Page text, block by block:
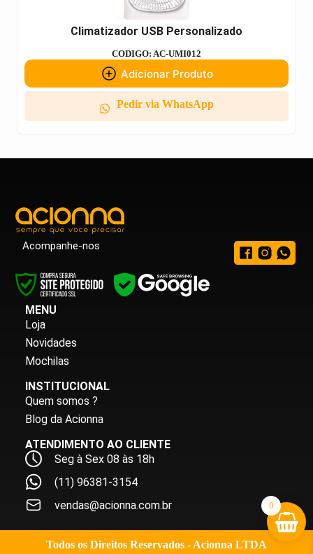
Climatizador USB Personalizado
CODIGO: AC-UMI012
Adicionar Produto
Pedir via WhatsApp
Acompanhe-nos
MENU
Loja
Novidades
Mochilas
INSTITUCIONAL
Quem somos ?
Blog da Acionna
ATENDIMENTO AO CLIENTE
Seg à Sex 08 às 18h
(11) 96381-3154
vendas@acionna.com.br
Todos os Direitos Reservados - Acionna LTDA
0